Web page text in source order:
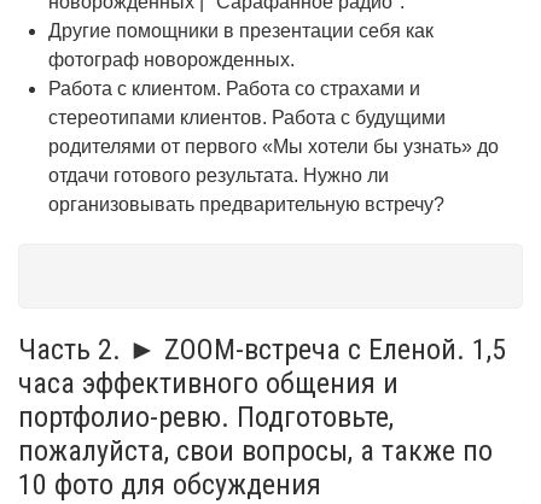
Другие помощники в презентации себя как
фотограф новорожденных.
Работа с клиентом. Работа со страхами и
стереотипами клиентов. Работа с будущими
родителями от первого «Мы хотели бы узнать» до
отдачи готового результата. Нужно ли
организовывать предварительную встречу?
Часть 2. ► ZOOM-встреча с Еленой. 1,5
часа эффективного общения и
портфолио-ревю. Подготовьте,
пожалуйста, свои вопросы, а также по
10 фото для обсуждения